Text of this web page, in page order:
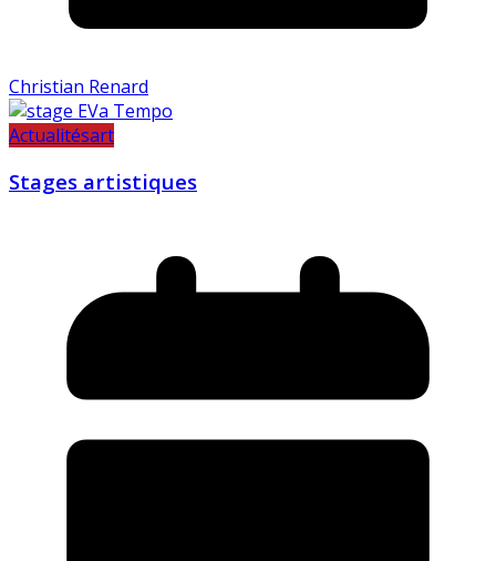
Christian Renard
Actualitésart
Stages artistiques